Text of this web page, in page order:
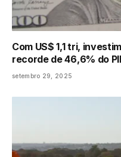
Com US$ 1,1 tri,
recorde de 46,6% do
setembro 29, 2025